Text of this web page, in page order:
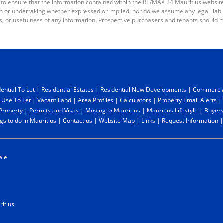
ensure that the information contained within the RE/MAX 24 Mauritius
undertaking whether expressed or implied, nor do we assume any legal
or usefulness of any information. Prospective purchasers and tenants should
To Let | Residential Estates | Residential New Developments |
To Let | Vacant Land | Area Profiles | Calculators | Property Email Alerts |
| Permits and Visas | Moving to Mauritius | Mauritius Lifestyle |
to do in Mauritius | Contact us | Website Map | Links | Request Information |